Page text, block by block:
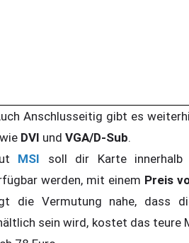
Anschlusseitig gibt es
DVI und VGA/D-Sub.
MSI
soll dir Karte innerhalb
werden, mit einem Preis
die Vermutung nahe, dass
sein wird, kostet das teure